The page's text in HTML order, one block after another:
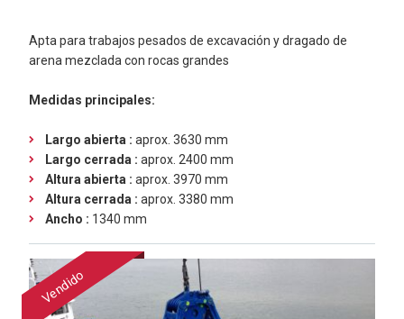
Apta para trabajos pesados de excavación y dragado de
arena mezclada con rocas grandes
Medidas principales:
Largo abierta : aprox. 3630 mm
Largo cerrada : aprox. 2400 mm
Altura abierta : aprox. 3970 mm
Altura cerrada : aprox. 3380 mm
Ancho : 1340 mm
Vendido